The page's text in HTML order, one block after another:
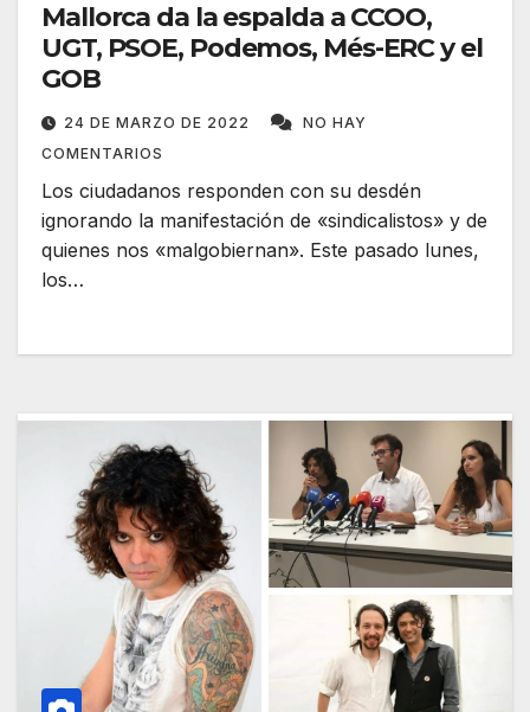
Mallorca da la espalda a CCOO,
UGT, PSOE, Podemos, Més-ERC y el
GOB
24 DE MARZO DE 2022
NO HAY
COMENTARIOS
Los ciudadanos responden con su desdén
ignorando la manifestación de «sindicalistos» y de
quienes nos «malgobiernan». Este pasado lunes,
los…